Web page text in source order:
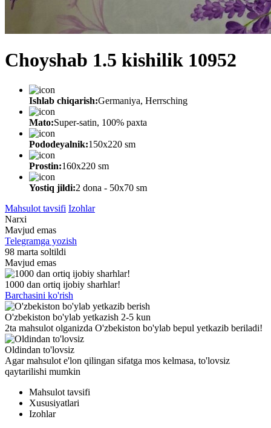
Choyshab 1.5 kishilik 10952
Ishlab chiqarish:Germaniya, Herrsching
Mato:Super-satin, 100% paxta
Pododeyalnik:150х220 sm
Prostin:160х220 sm
Yostiq jildi:2 dona - 50x70 sm
Mahsulot tavsifi Izohlar
Narxi
Mavjud emas
Telegramga yozish
98 marta soltildi
Mavjud emas
1000 dan ortiq ijobiy sharhlar!
Barchasini ko'rish
O'zbekiston bo'ylab yetkazish 2-5 kun
2ta mahsulot olganizda O'zbekiston bo'ylab bepul yetkazib beriladi!
Oldindan to'lovsiz
Agar mahsulot e'lon qilingan sifatga mos kelmasa, to'lovsiz
qaytarilishi mumkin
Mahsulot tavsifi
Xususiyatlari
Izohlar